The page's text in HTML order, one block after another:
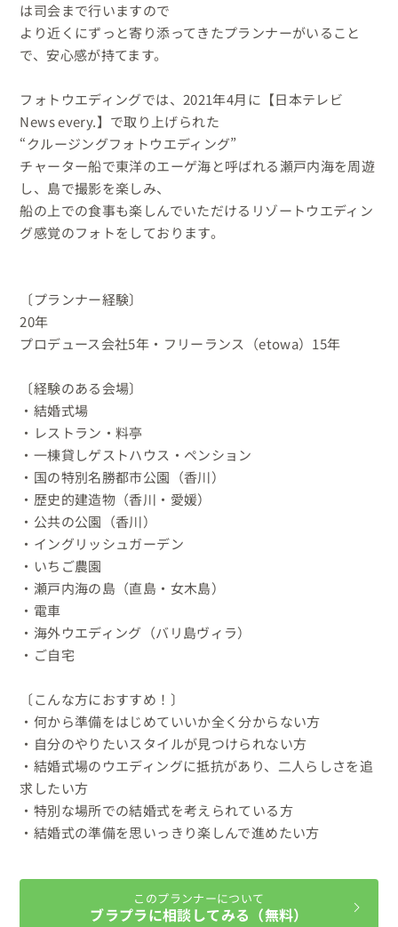
は司会まで行いますので
より近くにずっと寄り添ってきたプランナーがいること
で、安心感が持てます。
フォトウエディングでは、2021年4月に【日本テレビ
News every.】で取り上げられた
“クルージングフォトウエディング”
チャーター船で東洋のエーゲ海と呼ばれる瀬戸内海を周遊
し、島で撮影を楽しみ、
船の上での食事も楽しんでいただけるリゾートウエディン
グ感覚のフォトをしております。
〔プランナー経験〕
20年
プロデュース会社5年・フリーランス（etowa）15年
〔経験のある会場〕
・結婚式場
・レストラン・料亭
・一棟貸しゲストハウス・ペンション
・国の特別名勝都市公園（香川）
・歴史的建造物（香川・愛媛）
・公共の公園（香川）
・イングリッシュガーデン
・いちご農園
・瀬戸内海の島（直島・女木島）
・電車
・海外ウエディング（バリ島ヴィラ）
・ご自宅
〔こんな方におすすめ！〕
・何から準備をはじめていいか全く分からない方
・自分のやりたいスタイルが見つけられない方
・結婚式場のウエディングに抵抗があり、二人らしさを追
求したい方
・特別な場所での結婚式を考えられている方
・結婚式の準備を思いっきり楽しんで進めたい方
このプランナーについて
ブラプラに相談してみる（無料）